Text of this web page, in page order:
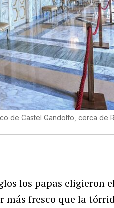
de Castel Gandolfo, cerca de
los papas eligieron
más fresco que la